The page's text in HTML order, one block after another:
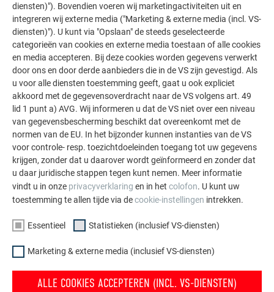
Onbeschermd
staal
– – –
Koper – – –
Beton droog + + –
Beton niet
uitgehard
– – –
Er mag geen water van koperen onderdelen (bijv. goten,
omlijstingen, schoorsteenkappen, plaatbekledingen) op
PREFA-aluminiumproducten komen (let op de
moeten deze onderdelen absoluut worden vervangen, anders
zullen de materialen gaan corroderen.
PREFA-aluminiumproducten moeten worden beschermd
tegen schadelijke invloeden van andere delen van het
diensten)"). Bovendien voeren wij marketingactiviteiten uit en
integreren wij externe media ("Marketing & externe media (incl. VS-
diensten)"). U kunt via "Opslaan" de steeds geselecteerde
categorieën van cookies en externe media toestaan of alle cookies
en media accepteren. Bij deze cookies worden gegevens verwerkt
door ons en door derde aanbieders die in de VS zijn gevestigd. Als
u voor alle diensten toestemming geeft, gaat u ook expliciet
akkoord met de gegevensoverdracht naar de VS volgens art. 49
lid 1 punt a) AVG. Wij informeren u dat de VS niet over een niveau
van gegevensbescherming beschikt dat overeenkomt met de
normen van de EU. In het bijzonder kunnen instanties van de VS
voor controle- resp. toezichtdoeleinden toegang tot uw gegevens
krijgen, zonder dat u daarover wordt geïnformeerd en zonder dat
u daar juridische stappen tegen kunt nemen. Meer informatie
vindt u in onze privacyverklaring en in het colofon. U kunt uw
toestemming te allen tijde via decookie-instellingen intrekken.
Essentieel Statistieken (inclusief VS-diensten)
Marketing & externe media (inclusief VS-diensten)
ALLE COOKIES ACCEPTEREN (INCL. VS-DIENSTEN)